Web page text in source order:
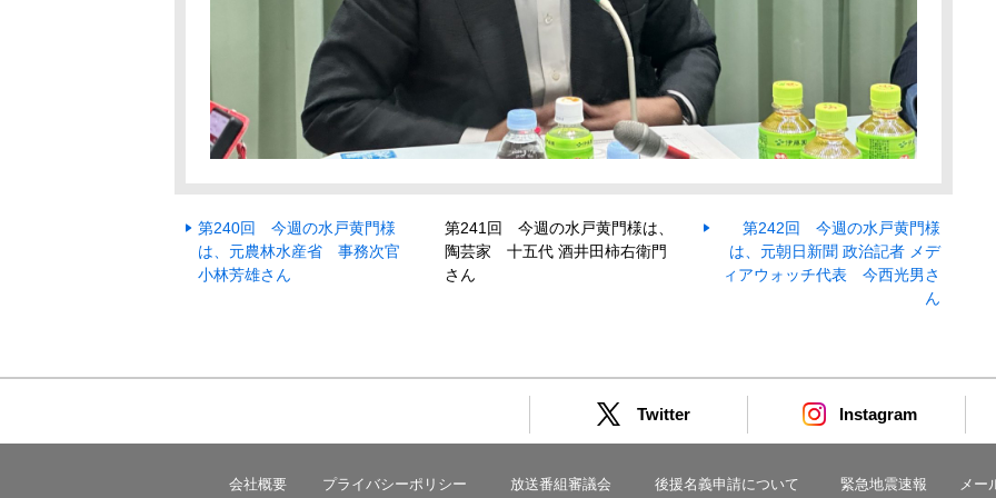
第240回 今週の水戸黄門様
は、元農林水産省 事務次官
小林芳雄さん
第241回 今週の水戸黄門様は、
陶芸家 十五代 酒井田柿右衛門
さん
第242回 今週の水戸黄門様
は、元朝日新聞 政治記者 メデ
ィアウォッチ代表 今西光男さ
ん
Twitter Instagram
会社概要 プライバシーポリシー 放送番組審議会 後援名義申請について 緊急地震速報 メー